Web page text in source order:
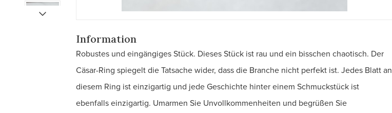
Information
Robustes und eingängiges Stück. Dieses Stück ist rau und ein bisschen chaotisch. Der
Cäsar-Ring spiegelt die Tatsache wider, dass die Branche nicht perfekt ist. Jedes Blatt an
diesem Ring ist einzigartig und jede Geschichte hinter einem Schmuckstück ist
ebenfalls einzigartig. Umarmen Sie Unvollkommenheiten und begrüßen Sie